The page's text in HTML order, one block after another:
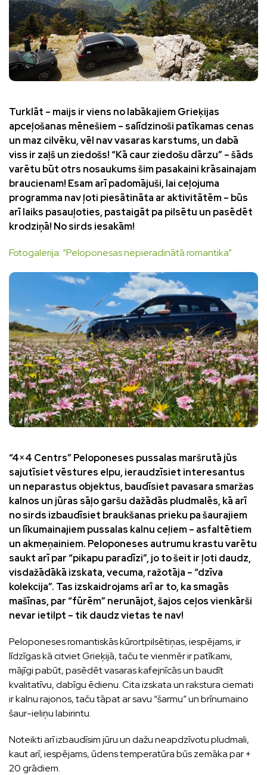
Turklāt – maijs ir viens no labākajiem Grieķijas
apceļošanas mēnešiem – salīdzinoši patīkamas cenas
un maz cilvēku, vēl nav vasaras karstums, un dabā
viss ir zaļš un ziedošs! “Kā caur ziedošu dārzu” – šāds
varētu būt otrs nosaukums šim pasakaini krāsainajam
braucienam! Esam arī padomājuši, lai ceļojuma
programma nav ļoti piesātināta ar aktivitātēm – būs
arī laiks pasauļoties, pastaigāt pa pilsētu un pasēdēt
krodziņā! No sirds iesakām!
Fotogalerija: “Peloponesas nepieradinātā romantika”
“4×4 Centrs” Peloponeses pussalas maršrutā jūs
sajutīsiet vēstures elpu, ieraudzīsiet interesantus
un neparastus objektus, baudīsiet pavasara smaržas
kalnos un jūras sāļo garšu dažādās pludmalēs, kā arī
no sirds izbaudīsiet braukšanas prieku pa šaurajiem
un līkumainajiem pussalas kalnu ceļiem – asfaltētiem
un akmeņainiem. Peloponeses autrumu krastu varētu
saukt arī par “pikapu paradīzi”, jo to šeit ir ļoti daudz,
visdažādākā izskata, vecuma, ražotāja – “dzīva
kolekcija”. Tas izskaidrojams arī ar to, ka smagās
mašīnas, par “fūrēm” nerunājot, šajos ceļos vienkārši
nevar ietilpt – tik daudz vietas te nav!
Peloponeses romantiskās kūrortpilsētiņas, iespējams, ir
līdzīgas kā citviet Grieķijā, taču te vienmēr ir patīkami,
mājīgi pabūt, pasēdēt vasaras kafejnīcās un baudīt
kvalitatīvu, dabīgu ēdienu. Cita izskata un rakstura ciemati
ir kalnu rajonos, taču tāpat ar savu “šarmu” un brīnumaino
šaur-ieliņu labirintu.
Noteikti arī izbaudīsim jūru un dažu neapdzīvotu pludmali,
kaut arī, iespējams, ūdens temperatūra būs zemāka par +
20 grādiem.